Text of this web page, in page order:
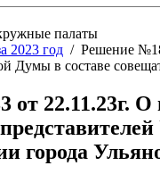
палаты
2023 год / Решение
Думы в составе
22.11.23г.
города